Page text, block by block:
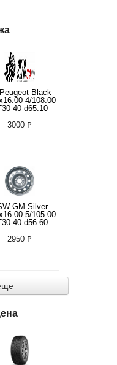
Black
4/108.00
40 d65.10
3000 ₽
GM Silver
5/105.00
40 d56.60
2950 ₽